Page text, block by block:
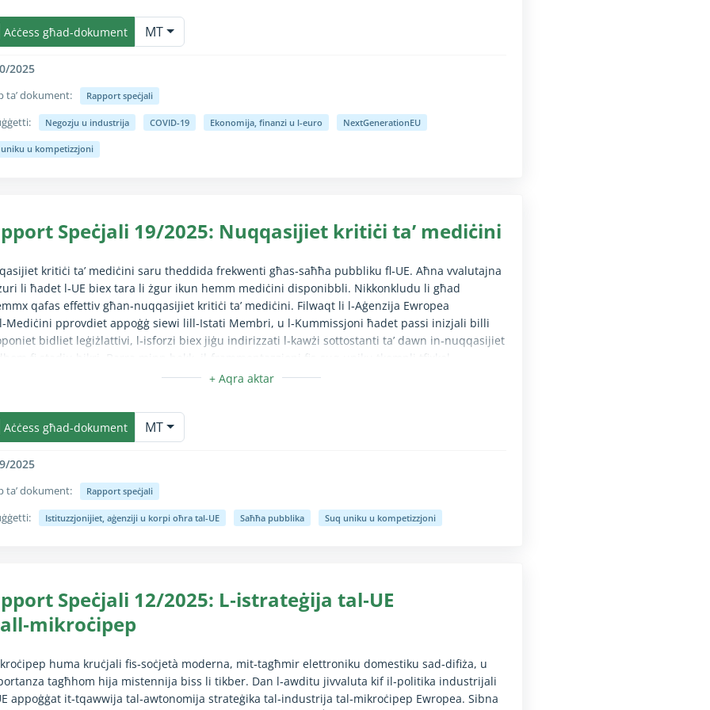
għall‑valutazzjoni tar‑riżultati u l‑kontribut tal‑miżuri tal‑RRF għas‑CSRs, u li l‑oqsma ta’
jiġu ddefiniti b’mod ċar u applikati b’mod konsistenti fl‑istrumenti differenti tal‑UE u
Ewropew.
Aċċess għad-dokument
MT
2025
ta’ dokument: Rapport speċjali
Kollassa/Espandi hija kompletament disponibbli biss għall-utenti mingħajr diżabbiltà fil-vista (it-test diġà huwa disponibbli
Negozju u industrija COVID-19 Ekonomija, finanzi u l-euro NextGenerationEU
uniku u kompetizzjoni
Speċjali 19/2025: Nuqqasijiet kritiċi ta’ mediċini
kritiċi ta’ mediċini saru theddida frekwenti għas‑saħħa pubbliku fl‑UE. Aħna vvalutajna
li ħadet l‑UE biex tara li żgur ikun hemm mediċini disponibbli. Nikkonkludu li għad
qafas effettiv għan‑nuqqasijiet kritiċi ta’ mediċini. Filwaqt li l‑Aġenzija Ewropea
pprovdiet appoġġ siewi lill‑Istati Membri, u l‑Kummissjoni ħadet passi inizjali billi
bidliet leġiżlattivi, l‑isforzi biex jiġu indirizzati l‑kawżi sottostanti ta’ dawn in‑nuqqasijiet
fi stadju bikri. Barra minn hekk, il‑frammentazzjoni fis‑suq uniku tkompli tfixkel
tal‑mediċini madwar l‑UE. Aħna nirrakkomandaw li l‑Kummissjoni tkompli ttejjeb
u ttejjeb il‑funzjonament tas‑suq uniku għall‑mediċini.
Aċċess għad-dokument
MT
2025
ta’ dokument: Rapport speċjali
Kollassa/Espandi hija kompletament disponibbli biss għall-utenti mingħajr diżabbiltà fil-vista (it-test diġà huwa disponibbli
Istituzzjonijiet, aġenziji u korpi oħra tal-UE Saħħa pubblika Suq uniku u kompetizzjoni
Speċjali 12/2025: L‑istrateġija tal‑UE
huma kruċjali fis‑soċjetà moderna, mit‑tagħmir elettroniku domestiku sad‑difiża, u
tagħhom hija mistennija biss li tikber. Dan l‑awditu jivvaluta kif il‑politika industrijali
appoġġat it‑tqawwija tal‑awtonomija strateġika tal‑industrija tal‑mikroċipep Ewropea. Sibna